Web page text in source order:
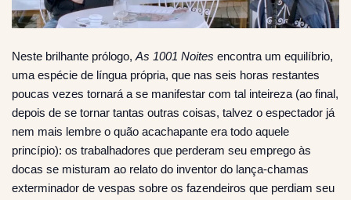
Neste brilhante prólogo, As 1001 Noites encontra um equilíbrio,
uma espécie de língua própria, que nas seis horas restantes
poucas vezes tornará a se manifestar com tal inteireza (ao final,
depois de se tornar tantas outras coisas, talvez o espectador já
nem mais lembre o quão acachapante era todo aquele
princípio): os trabalhadores que perderam seu emprego às
docas se misturam ao relato do inventor do lança-chamas
exterminador de vespas sobre os fazendeiros que perdiam seu